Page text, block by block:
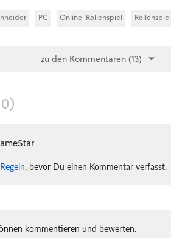
PC Online-Rollenspiel Rollenspiel
zu den Kommentaren (13)
, bevor Du einen Kommentar verfasst.
kommentieren und bewerten.